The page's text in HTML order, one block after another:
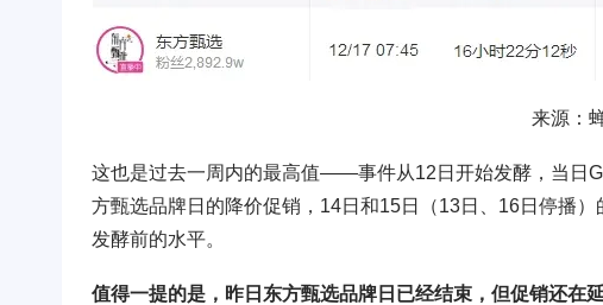
来源：
这也是过去一周内的最高值——事件从12日开始发酵，当日
方甄选品牌日的降价促销，14日和15日（13日、16日停播
发酵前的水平。
值得一提的是，昨日东方甄选品牌日已经结束，但促销还在延